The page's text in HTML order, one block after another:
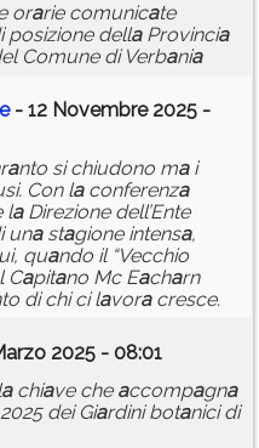
orarie comunicate
posizione dellaProvincia
Comune di Verbania
- 12 Novembre 2025 -
ranto si chiudono mai
Con laconferenza
laDirezione dell’Ente
unastagione intensa,
quando il “Vecchio
l Capitano Mc Eacharn
di chi ci lavoracresce.
2025 - 08:01
achiave che accompagna
dei Giardini botanici di